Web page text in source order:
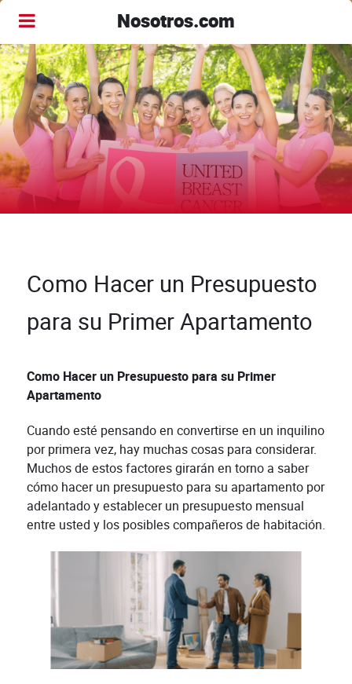
Nosotros.com
Como Hacer un Presupuesto
para su Primer Apartamento
Como Hacer un Presupuesto para su Primer
Apartamento
Cuando esté pensando en convertirse en un inquilino
por primera vez, hay muchas cosas para considerar.
Muchos de estos factores girarán en torno a saber
cómo hacer un presupuesto para su apartamento por
adelantado y establecer un presupuesto mensual
entre usted y los posibles compañeros de habitación.